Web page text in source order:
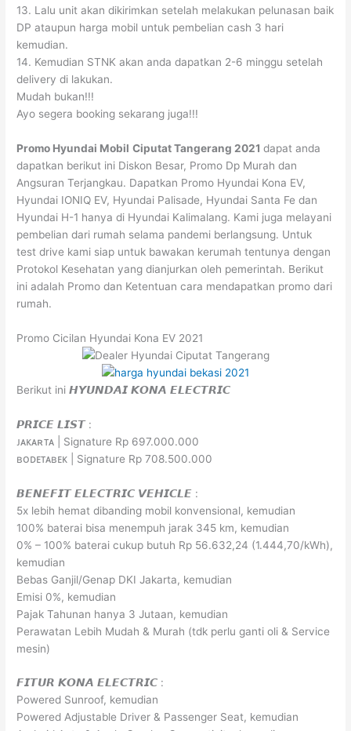
13. Lalu unit akan dikirimkan setelah melakukan pelunasan baik
DP ataupun harga mobil untuk pembelian cash 3 hari
kemudian.
14. Kemudian STNK akan anda dapatkan 2-6 minggu setelah
delivery di lakukan.
Mudah bukan!!!
Ayo segera booking sekarang juga!!!
Promo Hyundai Mobil CiputatTangerang 2021dapat anda
dapatkan berikut ini Diskon Besar, Promo Dp Murah dan
Angsuran Terjangkau. Dapatkan Promo Hyundai Kona EV,
Hyundai IONIQ EV, Hyundai Palisade, Hyundai Santa Fe dan
Hyundai H-1 hanya di Hyundai Kalimalang. Kami juga melayani
pembelian dari rumah selama pandemi berlangsung. Untuk
test drive kami siap untuk bawakan kerumah tentunya dengan
Protokol Kesehatan yang dianjurkan oleh pemerintah. Berikut
ini adalah Promo dan Ketentuan cara mendapatkan promo dari
rumah.
Promo Cicilan Hyundai Kona EV 2021
Berikut ini 𝙃𝙔𝙐𝙉𝘿𝘼𝙄 𝙆𝙊𝙉𝘼 𝙀𝙇𝙀𝘾𝙏𝙍𝙄𝘾
𝙋𝙍𝙄𝘾𝙀 𝙇𝙄𝙎𝙏 :
ᴊᴀᴋᴀʀᴛᴀ | Signature Rp 697.000.000
ʙᴏᴅᴇᴛᴀʙᴇᴋ | Signature Rp 708.500.000
𝘽𝙀𝙉𝙀𝙁𝙄𝙏 𝙀𝙇𝙀𝘾𝙏𝙍𝙄𝘾 𝙑𝙀𝙃𝙄𝘾𝙇𝙀 :
5x lebih hemat dibanding mobil konvensional, kemudian
100% baterai bisa menempuh jarak 345 km, kemudian
0% – 100% baterai cukup butuh Rp 56.632,24 (1.444,70/kWh),
kemudian
Bebas Ganjil/Genap DKI Jakarta, kemudian
Emisi 0%, kemudian
Pajak Tahunan hanya 3 Jutaan, kemudian
Perawatan Lebih Mudah & Murah (tdk perlu ganti oli & Service
mesin)
𝙁𝙄𝙏𝙐𝙍 𝙆𝙊𝙉𝘼 𝙀𝙇𝙀𝘾𝙏𝙍𝙄𝘾 :
Powered Sunroof, kemudian
Powered Adjustable Driver & Passenger Seat, kemudian